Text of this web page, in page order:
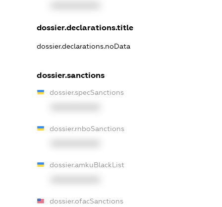
dossier.declarations.title
dossier.declarations.noData
dossier.sanctions
dossier.specSanctions
dossier.rnboSanctions
dossier.amkuBlackList
dossier.ofacSanctions